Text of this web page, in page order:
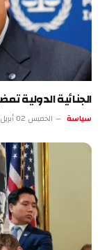
الجنائية الدولية
سياسة الخميس 02 أبريل 3:14 م